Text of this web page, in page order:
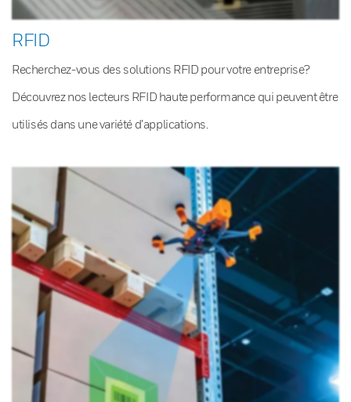
RFID
Recherchez-vous des solutions RFID pour votre entreprise?
Découvrez nos lecteurs RFID haute performance qui peuvent être
utilisés dans une variété d’applications.